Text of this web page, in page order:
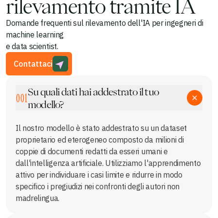
rilevamento tramite IA
Domande frequenti sul rilevamento dell'IA per ingegneri di
machine learning
e data scientist.
Contattaci
001Su quali dati hai addestrato il tuo
modello?
Il nostro modello è stato addestrato su un dataset
proprietario ed eterogeneo composto da milioni di
coppie di documenti redatti da esseri umani e
dall'intelligenza artificiale. Utilizziamo l'apprendimento
attivo per individuare i casi limite e ridurre in modo
specifico i pregiudizi nei confronti degli autori non
madrelingua.